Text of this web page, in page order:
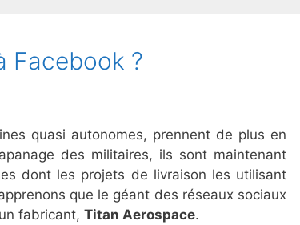
Facebook ?
quasi autonomes, prennent de plus en
des militaires, ils sont maintenant
dont les projets de livraison les utilisant
que le géant des réseaux sociaux
fabricant, Titan Aerospace.